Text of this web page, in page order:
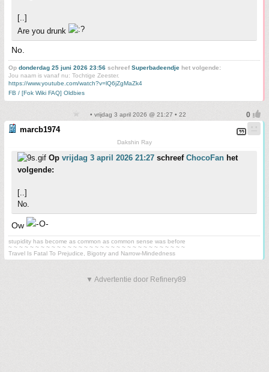
[..]
Are you drunk
No.
Op donderdag 25 juni 2026 23:56 schreefSuperbadeendje het volgende:
Jou naam is vanaf nu: Tochtige Zeester.
https://www.youtube.com/watch?v=lQ6jZgMaZk4
FB / [Fok Wiki FAQ] Oldbies
• vrijdag 3 april 2026 @ 21:27 • 22
marcb1974
Dakshin Ray
Op vrijdag 3 april 2026 21:27 schreef ChocoFan het
volgende:
[..]
No.
Ow
stupidity has become as common as common sense was before
~ ~ ~ ~ ~ ~ ~ ~ ~ ~ ~ ~ ~ ~ ~ ~ ~ ~ ~ ~ ~ ~ ~ ~ ~ ~ ~ ~ ~ ~ ~ ~ ~
Travel Is Fatal To Prejudice, Bigotry and Narrow-Mindedness
▼ Advertentie door Refinery89